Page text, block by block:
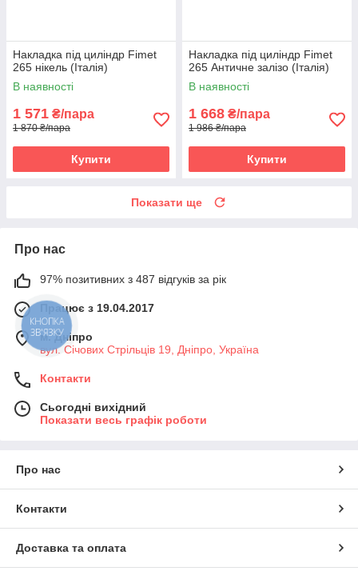
Накладка під циліндр Fimet
265 нікель (Італія)
В наявності
1 571 ₴/пара
1 870 ₴/пара
Купити
Накладка під циліндр Fimet
265 Античне залізо (Італія)
В наявності
1 668 ₴/пара
1 986 ₴/пара
Купити
Показати ще
Про нас
97% позитивних з 487 відгуків за рік
Працює з 19.04.2017
м. Дніпро
вул. Січових Стрільців 19, Дніпро, Україна
Контакти
Сьогодні вихідний
Показати весь графік роботи
Про нас
Контакти
Доставка та оплата